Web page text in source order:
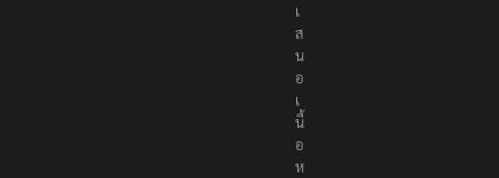
เ
ส
น
อ
เ
นื้
อ
ห